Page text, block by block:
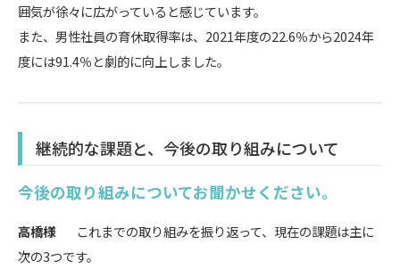
囲気が徐々に広がっていると感じています。
また、男性社員の育休取得率は、2021年度の22.6％から2024年
度には91.4％と劇的に向上しました。
継続的な課題と、今後の取り組みについて
今後の取り組みについてお聞かせください。
高橋様
これまでの取り組みを振り返って、現在の課題は主に
次の3つです。